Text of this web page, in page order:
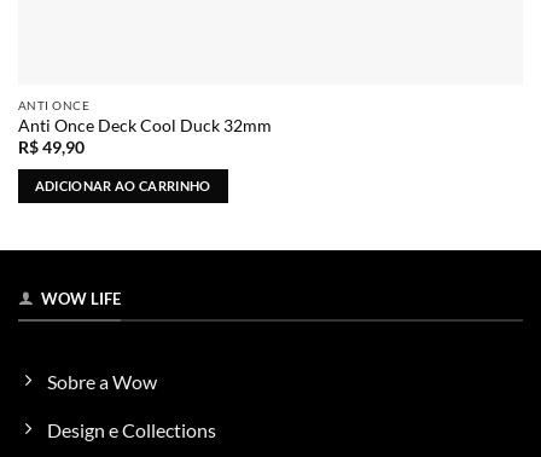
ANTI ONCE
Anti Once Deck Cool Duck 32mm
R$49,90
ADICIONAR AO CARRINHO
WOW LIFE
Sobre a Wow
Design e Collections